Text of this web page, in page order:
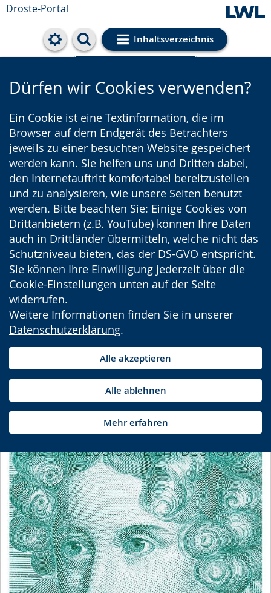
Droste-Portal
Inhaltsverzeichnis
Cookie-Einstellungen
Dürfen wir Cookies verwenden?
Ein Cookie ist eine Textinformation, die im
Browser auf dem Endgerät des Betrachters
jeweils zu einer besuchten Website gespeichert
werden kann. Sie helfen uns und Dritten dabei,
den Internetauftritt komfortabel bereitzustellen
und zu analysieren, wie unsere Seiten benutzt
werden. Bitte beachten Sie: Einige Cookies von
Drittanbietern (z.B. YouTube) können Ihre Daten
auch in Drittländer übermitteln, welche nicht das
Schutzniveau bieten, das der DS-GVO entspricht.
Sie können Ihre Einwilligung jederzeit über die
Cookie-Einstellungen unten auf der Seite
widerrufen.
Weitere Informationen finden Sie in unserer
Datenschutzerklärung.
Alle akzeptieren
Alle ablehnen
Mehr erfahren